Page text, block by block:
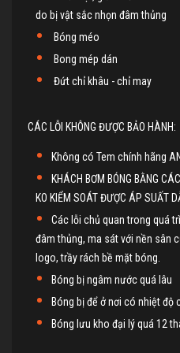
do bị vật sắc nhọn đâm thủng
Bóng méo
Bong mép dán
Đứt chỉ khâu - chỉ may
CÁC LỖI KHÔNG ĐƯỢC BẢO HÀNH:
Không có Tem chính hãng
KHÁCH BƠM BÓNG BẰNG
KO KIỂM SOÁT ĐƯỢC ÁP SUẤT
Các lỗi chủ quan trong quá
đâm thủng, ma sát với nền sân
logo, trầy rách bề mặt bóng.
Bóng bị ngâm nước quá lâu
Bóng bị để ở nơi có nhiệt độ
Bóng lưu kho đại lý quá 12